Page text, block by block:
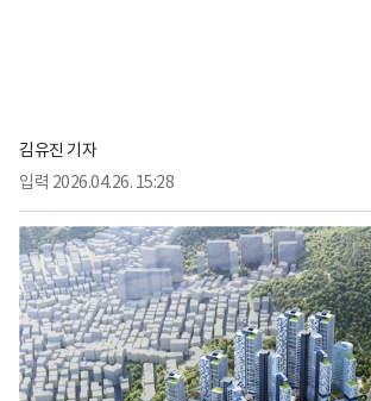
김유진 기자
입력 2026.04.26. 15:28